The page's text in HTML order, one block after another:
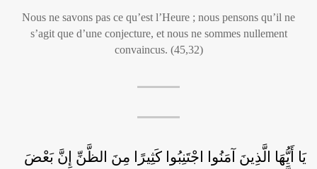
Nous ne savons pas ce qu’est l’Heure ; nous pensons qu’il ne
s’agit que d’une conjecture, et nous ne sommes nullement
convaincus. (45,32)
يَا أَيُّهَا الَّذِينَ آمَنُوا اجْتَنِبُوا كَثِيرًا مِنَ الظَّنِّ إِنَّ بَعْضَ